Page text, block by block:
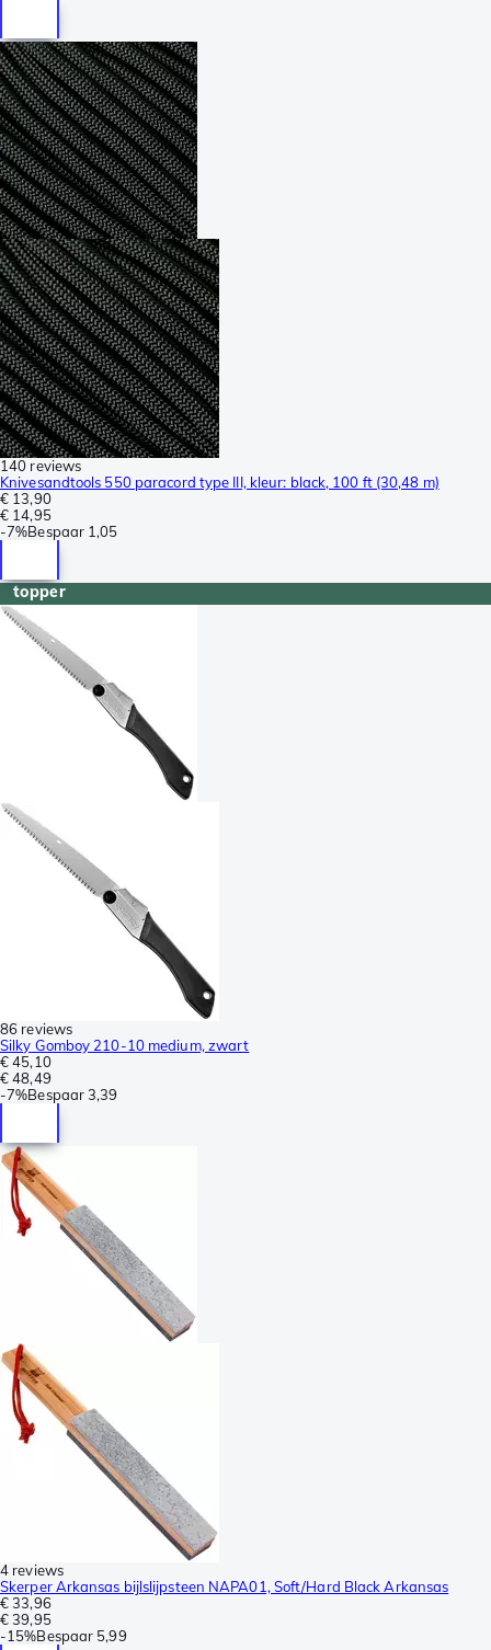
140 reviews
Knivesandtools 550 paracord type III, kleur: black, 100 ft (30,48 m)
€ 13,90
€ 14,95
-7%Bespaar 1,05
topper
86 reviews
Silky Gomboy 210-10 medium, zwart
€ 45,10
€ 48,49
-7%Bespaar3,39
4 reviews
Skerper Arkansas bijlslijpsteen NAPA01, Soft/Hard Black Arkansas
€ 33,96
€ 39,95
-15%Bespaar 5,99